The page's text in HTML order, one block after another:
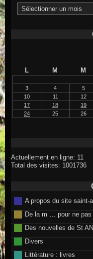
Archives
L
M M
3
4 5
10
11 12
17
18 19
24
25 26
Actuellement en ligne: 11
Total des visites: 1001736
A propos du site saint-
De la m … pour ne pas
Des nouvelles de St
Divers
Littérature : livres